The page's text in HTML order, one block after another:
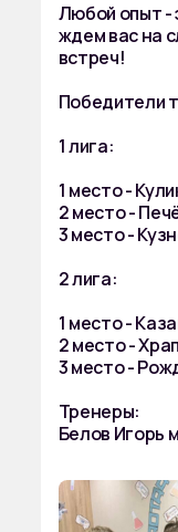
Любой опыт -
ждем вас на
встреч!
Победители
1 лига:
1 место -
2 место -
3 место -
2 лига:
1 место -
2 место -
3 место -
Тренеры:
Белов Игорь